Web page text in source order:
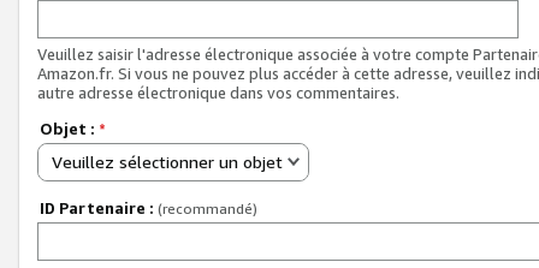
Veuillez saisir l'adresse électronique associée à votre compte
Amazon.fr. Si vous ne pouvez plus accéder à cette adresse, veuillez
autre adresse électronique dans vos commentaires.
Objet : *
Veuillez sélectionner un objet
ID Partenaire : (recommandé)